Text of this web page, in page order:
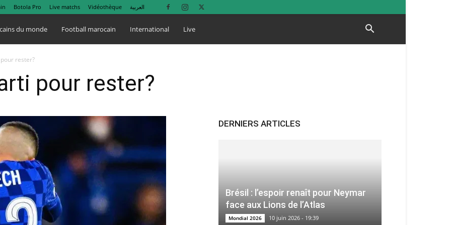
Botola Pro Live matchs Vidéothèque العربية
du monde Football marocain International Live
rester?
pour rester?
DERNIERS ARTICLES
Brésil : l’espoir renaît pour Neymar
face aux Lions de l’Atlas
Mondial 2026 10 juin 2026 - 19:39